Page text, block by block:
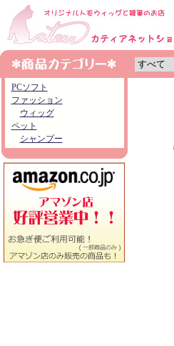
PCソフト
ファッション
ウィッグ
ペット
シャンプー